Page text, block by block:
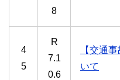
8
4
5
R
7.1
0.6
【交通
いて